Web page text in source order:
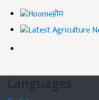
होम
Languages